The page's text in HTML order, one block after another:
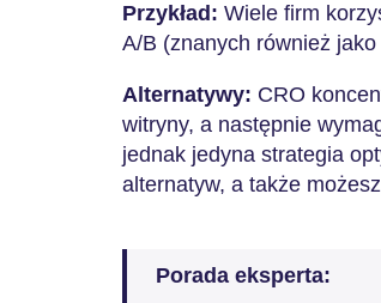
Przykład: Wiele firm
A/B (znanych również jako
Alternatywy: CRO
witryny, a następnie
jednak jedyna strategia
alternatyw, a także
Porada eksperta: